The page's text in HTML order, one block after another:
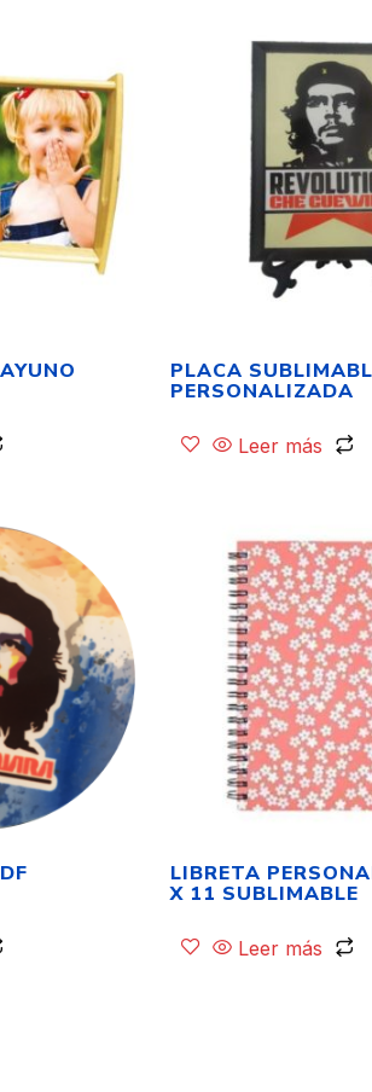
PLACA
PERSONALIZADA
Leer más
LIBRETA
X 11 SUBLIMABLE
Leer más